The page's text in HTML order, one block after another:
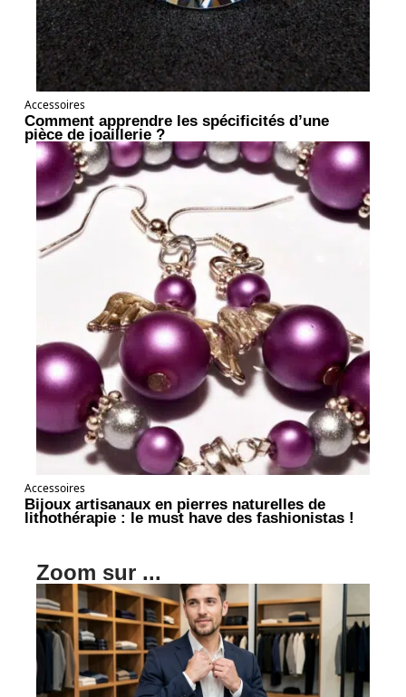
Accessoires
Comment apprendre les spécificités d’une
pièce de joaillerie ?
Accessoires
Bijoux artisanaux en pierres naturelles de
lithothérapie : le must have des fashionistas !
Zoom sur ...